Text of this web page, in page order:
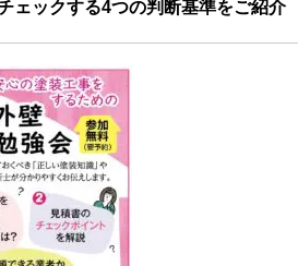
ェックする4つの判断基準をご紹介